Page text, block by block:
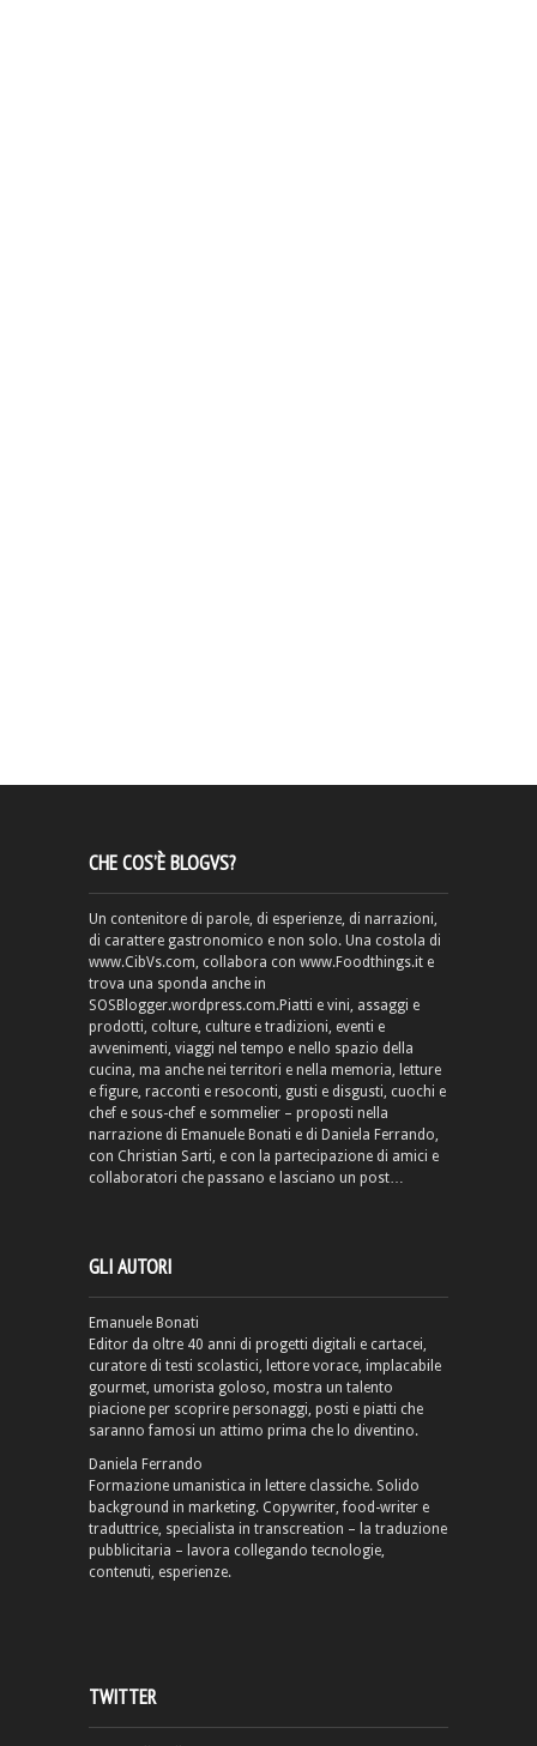
CHE COS’È BLOGVS?
Un contenitore di parole, di esperienze, di narrazioni,
di carattere gastronomico e non solo. Una costola di
www.CibVs.com, collabora con www.Foodthings.it e
trova una sponda anche in
SOSBlogger.wordpress.com.Piatti e vini, assaggi e
prodotti, colture, culture e tradizioni, eventi e
avvenimenti, viaggi nel tempo e nello spazio della
cucina, ma anche nei territori e nella memoria, letture
e figure, racconti e resoconti, gusti e disgusti, cuochi e
chef e sous-chef e sommelier – proposti nella
narrazione di Emanuele Bonati e di Daniela Ferrando,
con Christian Sarti, e con la partecipazione di amici e
collaboratori che passano e lasciano un post…
GLI AUTORI
Emanuele Bonati
Editor da oltre 40 anni di progetti digitali e cartacei,
curatore di testi scolastici, lettore vorace, implacabile
gourmet, umorista goloso, mostra un talento
piacione per scoprire personaggi, posti e piatti che
saranno famosi un attimo prima che lo diventino.
Daniela Ferrando
Formazione umanistica in lettere classiche. Solido
background in marketing. Copywriter, food-writer e
traduttrice, specialista in transcreation – la traduzione
pubblicitaria – lavora collegando tecnologie,
contenuti, esperienze.
TWITTER